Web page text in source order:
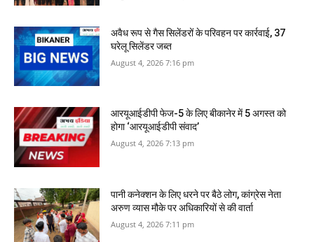
अवैध रूप से गैस सिलेंडरों के परिवहन पर कार्रवाई, 37
घरेलू सिलेंडर जब्त
August 4, 2026 7:16 pm
आरयूआईडीपी फेज-5 के लिए बीकानेर में 5 अगस्त को
होगा ‘आरयूआईडीपी संवाद’
August 4, 2026 7:13 pm
पानी कनेक्शन के लिए धरने पर बैठे लोग, कांग्रेस नेता
अरुण व्यास मौके पर अधिकारियों से की वार्ता
August 4, 2026 7:11 pm